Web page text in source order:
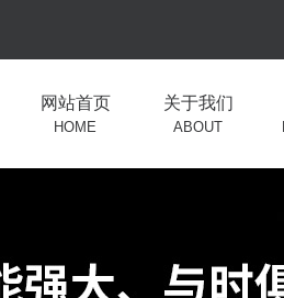
网站首页
HOME
关于我们
ABOUT